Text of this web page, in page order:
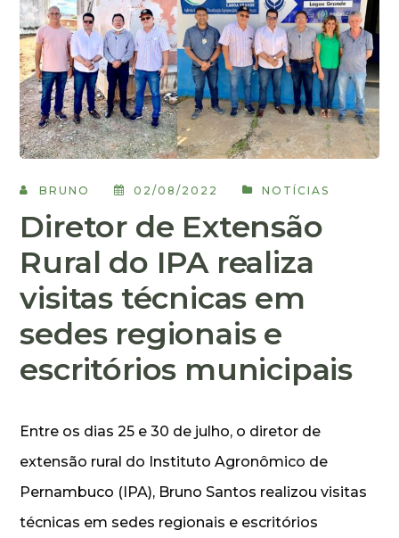
BRUNO 02/08/2022 NOTÍCIAS
Diretor de Extensão
Rural do IPA realiza
visitas técnicas em
sedes regionais e
escritórios municipais
Entre os dias 25 e 30 de julho, o diretor de
extensão rural do Instituto Agronômico de
Pernambuco (IPA), Bruno Santos realizou visitas
técnicas em sedes regionais e escritórios